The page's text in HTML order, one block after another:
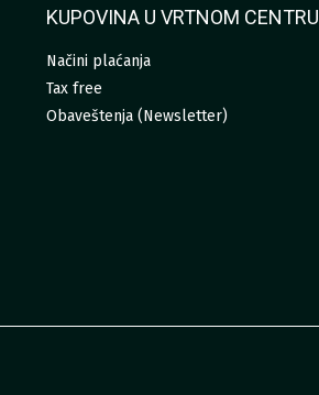
KUPOVINA U VRTNOM CENTRU
Načini plaćanja
Tax free
Obaveštenja (Newsletter)